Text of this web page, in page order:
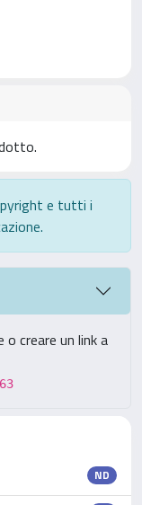
e tutti i
creare un link a
ND